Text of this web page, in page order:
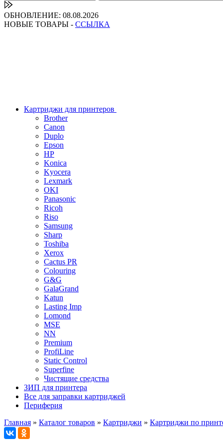
ОБНОВЛЕНИЕ: 08.08.2026
НОВЫЕ ТОВАРЫ - ССЫЛКА
Картриджи для принтеров
Brother
Canon
Duplo
Epson
HP
Konica
Kyocera
Lexmark
OKI
Panasonic
Ricoh
Riso
Samsung
Sharp
Toshiba
Xerox
Cactus PR
Colouring
G&G
GalaGrand
Katun
Lasting Imp
Lomond
MSE
NN
Premium
ProfiLine
Static Control
Superfine
Чистящие средства
ЗИП для принтера
Все для заправки картриджей
Периферия
Главная » Каталог товаров » Картриджи » Картриджи по